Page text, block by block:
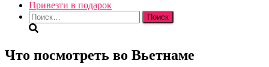
Привезти в подарок
Найти:
Что посмотреть во Вьетнаме